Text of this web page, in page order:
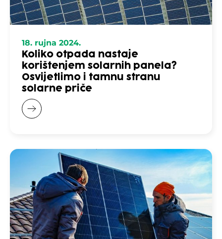
18. rujna 2024.
Koliko otpada nastaje
korištenjem solarnih panela?
Osvijetlimo i tamnu stranu
solarne priče